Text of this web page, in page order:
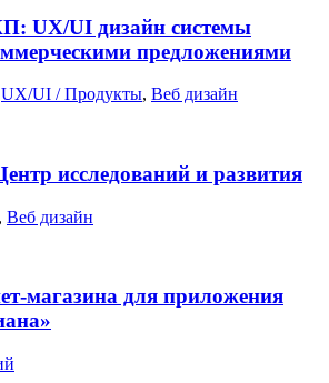
UX/UI дизайн системы
предложениями
UX/UI / Продукты, Веб дизайн
исследований и развития
, Веб дизайн
магазина для приложения